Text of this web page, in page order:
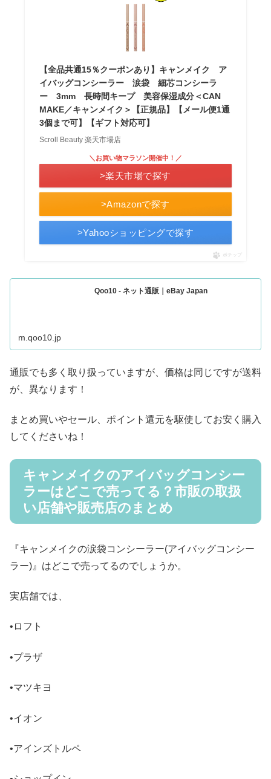
【全品共通15％クーポンあり】キャンメイク ア
イバッグコンシーラー 涙袋 細芯コンシーラ
ー 3mm 長時間キープ 美容保湿成分＜CAN
MAKE／キャンメイク＞【正規品】【メール便1通
3個まで可】【ギフト対応可】
Scroll Beauty 楽天市場店
>Amazonで探す
＼お買い物マラソン開催中！／
>楽天市場で探す
>Yahooショッピングで探す
ポチップ
Qoo10 - ネット通販｜eBay Japan
m.qoo10.jp
通販でも多く取り扱っていますが、価格は同じですが送料
が、異なります！
まとめ買いやセール、ポイント還元を駆使してお安く購入
してくださいね！
キャンメイクのアイバッグコンシー
ラーはどこで売ってる？市販の取扱
い店舗や販売店のまとめ
『キャンメイクの涙袋コンシーラー(アイバッグコンシー
ラー)』はどこで売ってるのでしょうか。
実店舗では、
•ロフト
•プラザ
•マツキヨ
•イオン
•アインズトルペ